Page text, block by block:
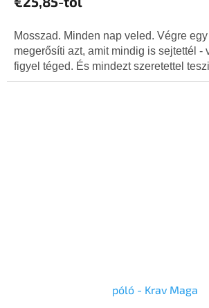
átlagos
5-
ből
5,0
csillag.
Mosszad. Minden nap veled. Végre
megerősíti azt, amit mindig is sejtettél -
figyel téged. És mindezt szeretettel
póló - Krav Maga